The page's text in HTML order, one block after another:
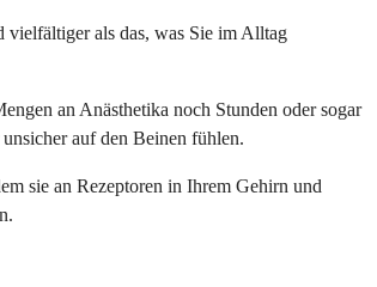
vielfältiger als das, was Sie im Alltag
an Anästhetika noch Stunden oder sogar
auf den Beinen fühlen.
sie an Rezeptoren in Ihrem Gehirn und